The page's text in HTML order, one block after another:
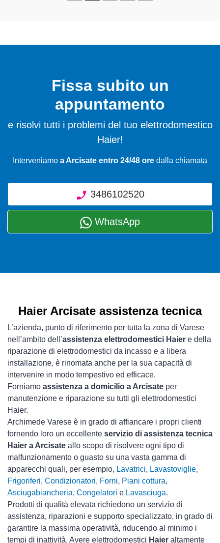
Fissa subito un
appuntamento
e risolvi tutti i problemi del tuo elettrodomestico
Haier!
Interveniamo a Arcisate entro 24/48 ore dalla chiamata
3486102520
WhatsApp
Haier Arcisate assistenza tecnica
L’azienda, punto di riferimento per tutta la zona di Varese
nell’ambito dell’assistenza elettrodomestici Haier e della
riparazione di elettrodomestici da incasso e a libera
installazione, è rinomata anche per la sua capacità di
intervenire in modo tempestivo ed efficace.
Forniamo assistenza a domicilio a Arcisate per
manutenzione e riparazione su tutti gli elettrodomestici
Haier.
Archimede Varese è in grado di affiancare i propri clienti
fornendo loro un eccellente servizio di assistenza tecnica
Haier a Arcisate allo scopo di risolvere ogni tipo di
malfunzionamento o guasto su una vasta gamma di
apparecchi quali, per esempio, Lavatrici, Lavastoviglie,
Frigoriferi, Condizionatori, Forni, Piani cottura,
Asciugabiancheria, Congelatori e Lavasciuga.
Prodotti di qualità elevata richiedono un servizio di
assistenza, riparazioni e supporto specializzato, in grado di
garantire la massima operatività, riducendo al minimo i
tempi di inattività. Avere elettrodomestici Haier altamente